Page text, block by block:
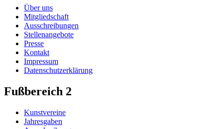
Über uns
Mitgliedschaft
Ausschreibungen
Stellenangebote
Presse
Kontakt
Impressum
Datenschutzerklärung
Fußbereich 2
Kunstvereine
Jahresgaben